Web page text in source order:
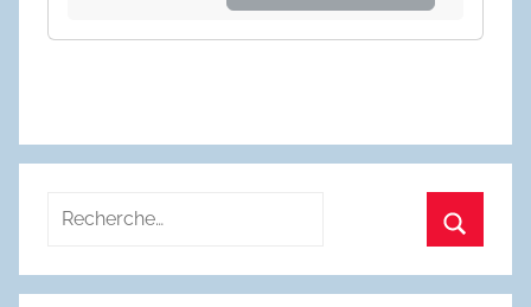
Recherche
: